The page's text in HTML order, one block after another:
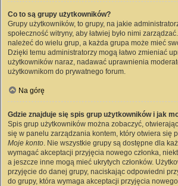
Co to są grupy użytkowników?
Grupy użytkowników, to grupy, na jakie
społeczność witryny, aby łatwiej było nimi
należeć do wielu grup, a każda grupa może mieć
Dzięki temu administratorzy mogą łatwo zmieniać
użytkowników naraz, nadawać uprawnienia
użytkownikom do prywatnego forum.
Na górę
Gdzie znajduje się spis grup użytkowników i jak
Spis grup użytkowników można zobaczyć,
się w panelu zarządzania kontem, który otwiera się
Moje konto. Nie wszystkie grupy są dostępne dla
wymagać akceptacji przyjęcia nowego członka,
a jeszcze inne mogą mieć ukrytych członków.
przyjęcie do danej grupy, naciskając odpowiedni
do grupy, która wymaga akceptacji przyjęcia